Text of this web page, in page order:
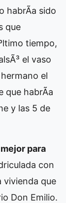
habrÃ­a sido
que
tiempo,
el vaso
el
que habrÃ­a
y las 5 de
para
con
vivienda que
Don Emilio.